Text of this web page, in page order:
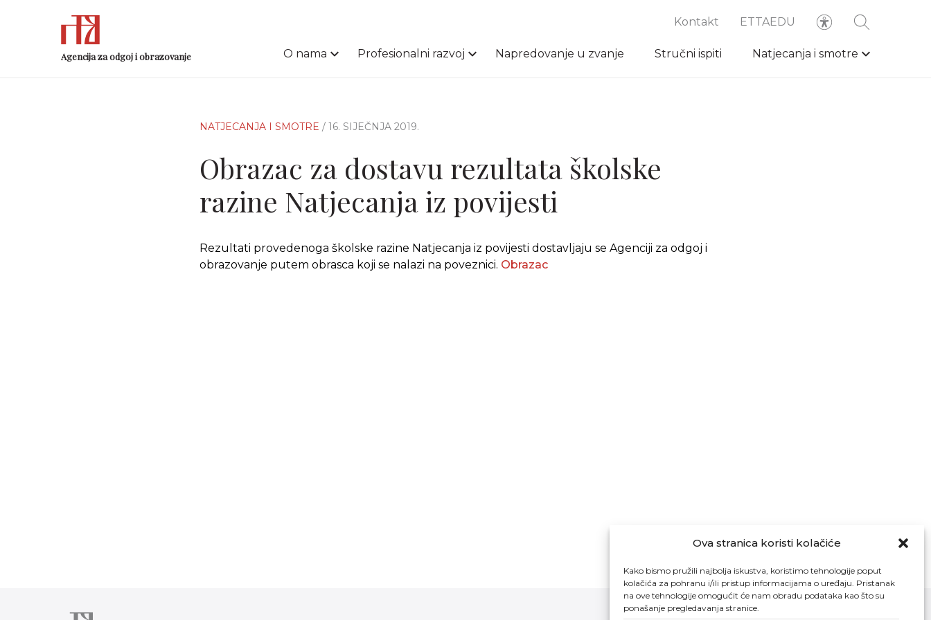
Ova stranica koristi kolačiće
Kako bismo pružili najbolja iskustva, koristimo tehnologije poput
kolačića za pohranu i/ili pristup informacijama o uređaju. Pristanak
na ove tehnologije omogućit će nam obradu podataka kao što su
ponašanje pregledavanja stranice.
Agencija za odgoj i obrazovanje
Kontakt ETTAEDU
O nama Profesionalni razvoj Napredovanje u zvanje Stručni ispiti Natjecanja i smotre
NATJECANJA I SMOTRE / 16. SIJEČNJA 2019.
Obrazac za dostavu rezultata školske
razine Natjecanja iz povijesti
Rezultati provedenoga školske razine Natjecanja iz povijesti dostavljaju se Agenciji za odgoj i
obrazovanje putem obrasca koji se nalazi na poveznici. Obrazac